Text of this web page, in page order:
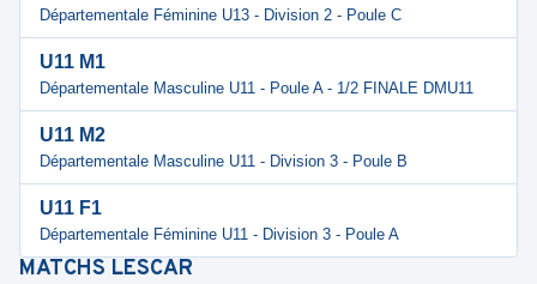
Départementale Féminine U13 - Division 2 - Poule C
U11 M1
Départementale Masculine U11 - Poule A - 1/2 FINALE DMU11
U11 M2
Départementale Masculine U11 - Division 3 - Poule B
U11 F1
Départementale Féminine U11 - Division 3 - Poule A
MATCHS LESCAR